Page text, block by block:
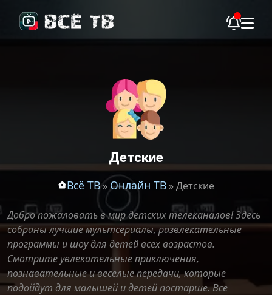
Детские
Всё ТВ» Онлайн ТВ» Детские
Добро пожаловать в мир детских телеканалов! Здесь
собраны лучшие мультсериалы, развлекательные
программы и шоу для детей всех возрастов.
Смотрите увлекательные приключения,
познавательные и веселые передачи, которые
подойдут для малышей и детей постарше. Все